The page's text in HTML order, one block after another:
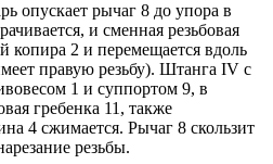
опускает рычаг 8 до упора в
и сменная резьбовая
копира 2 и перемещается вдоль
правую резьбу). Штанга IV с
1 и суппортом 9, в
гребенка 11, также
4 сжимается. Рычаг 8 скользит
резьбы.